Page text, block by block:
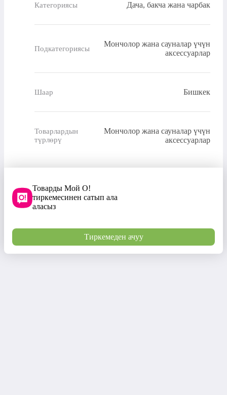
Категориясы Дача, бакча жана чарбак
Подкатегориясы
Мончолор жана сауналар үчүн
аксессуарлар
Шаар Бишкек
Товарлардын
түрлөрү
Мончолор жана сауналар үчүн
аксессуарлар
Товарды Мой О!
тиркемесинен сатып ала
аласыз
Тиркемеден ачуу